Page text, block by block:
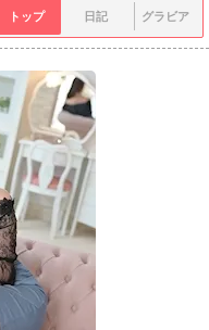
トップ 日記 グラビア